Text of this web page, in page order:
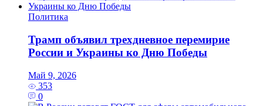
Политика
Трамп объявил трехдневное перемирие
России и Украины ко Дню Победы
Май 9, 2026
353
0